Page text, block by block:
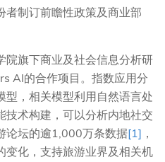
者制订前瞻性政策及商业部
院旗下商业及社会信息分析研
AI的合作项目。指数应用分
型，相关模型利用自然语言处
技术构建，可以分析内地社交
论坛的逾1,000万条数据[1] ，
变化，支持旅游业界及相关机